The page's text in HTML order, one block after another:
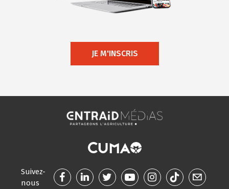
JE M'INSCRIS
Suivez-
nous